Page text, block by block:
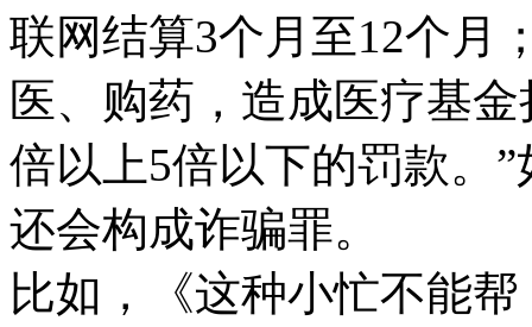
联网结算3个月至12个月
医、购药，造成医疗基
倍以上5倍以下的罚款。
还会构成诈骗罪。
比如，《这种小忙不能